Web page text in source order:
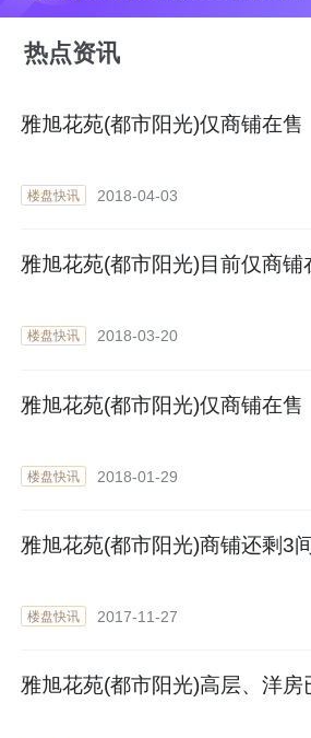
热点资讯
雅旭花苑(都市阳光)仅商铺在售
楼盘快讯 2018-04-03
雅旭花苑(都市阳光)目前仅商铺
楼盘快讯 2018-03-20
雅旭花苑(都市阳光)仅商铺在售
楼盘快讯 2018-01-29
雅旭花苑(都市阳光)商铺还剩3间
楼盘快讯 2017-11-27
雅旭花苑(都市阳光)高层、洋房